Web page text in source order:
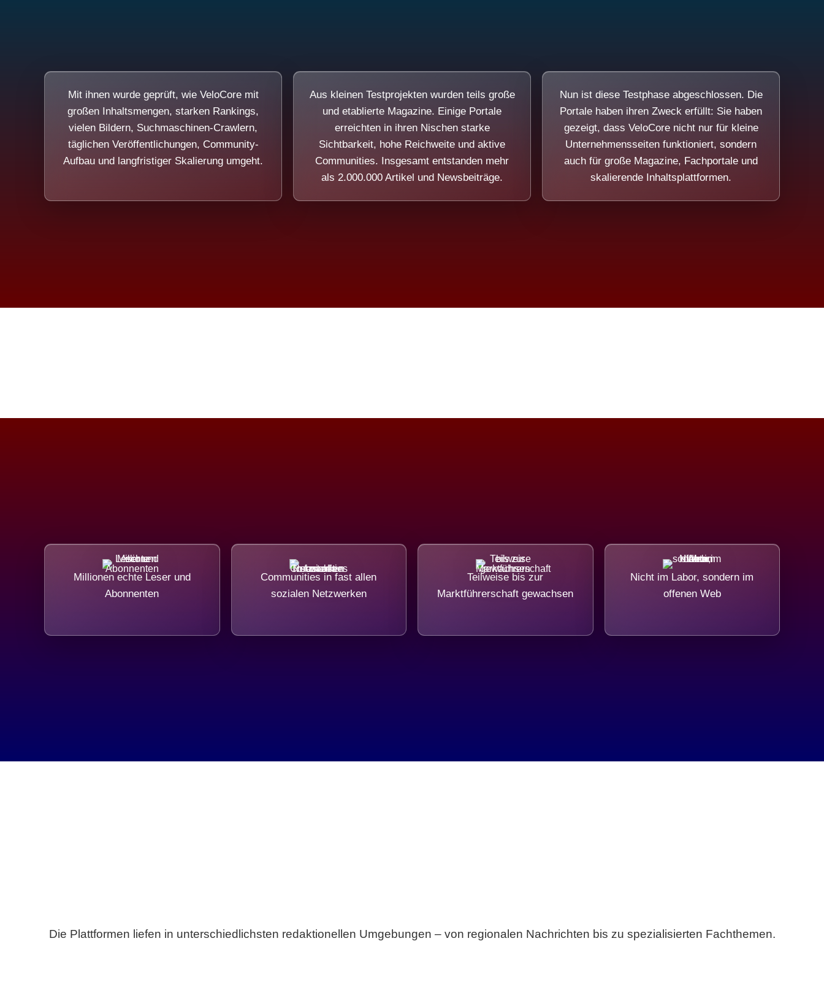
Mit ihnen wurde geprüft, wie VeloCore mit
großen Inhaltsmengen, starken Rankings,
vielen Bildern, Suchmaschinen-Crawlern,
täglichen Veröffentlichungen, Community-
Aufbau und langfristiger Skalierung umgeht.
Aus kleinen Testprojekten wurden teils große
und etablierte Magazine. Einige Portale
erreichten in ihren Nischen starke
Sichtbarkeit, hohe Reichweite und aktive
Communities. Insgesamt entstanden mehr
als 2.000.000 Artikel und Newsbeiträge.
Nun ist diese Testphase abgeschlossen. Die
Portale haben ihren Zweck erfüllt: Sie haben
gezeigt, dass VeloCore nicht nur für kleine
Unternehmensseiten funktioniert, sondern
auch für große Magazine, Fachportale und
skalierende Inhaltsplattformen.
Millionen echte Leser und
Abonnenten
Communities in fast allen
sozialen Netzwerken
Teilweise bis zur
Marktführerschaft gewachsen
Nicht im Labor, sondern im
offenen Web
Die Plattformen liefen in unterschiedlichsten redaktionellen Umgebungen – von regionalen Nachrichten bis zu spezialisierten Fachthemen.